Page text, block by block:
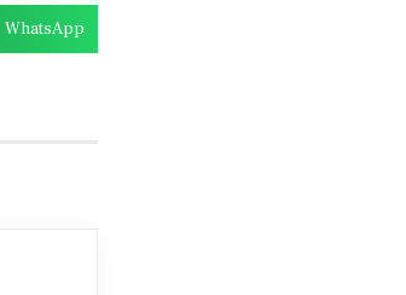
WhatsApp